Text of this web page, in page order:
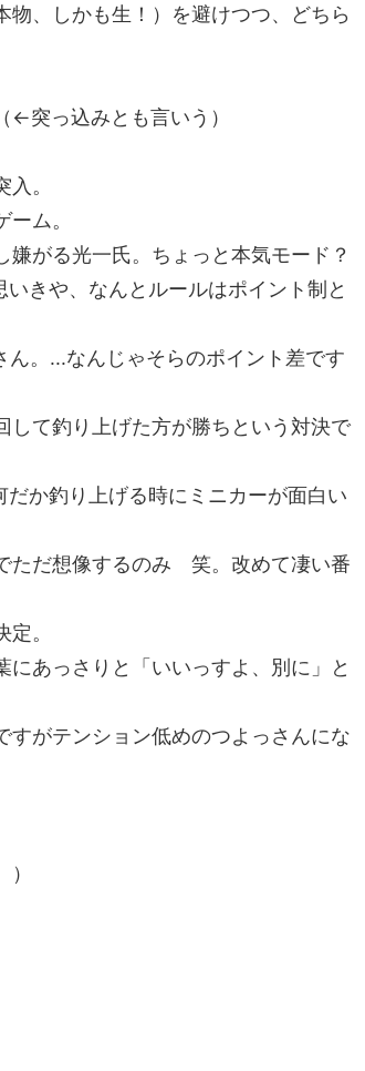
物、しかも生！）を避けつつ、どちら
←突っ込みとも言いう）
。
ム。
がる光一氏。ちょっと本気モード？
きや、なんとルールはポイント制と
ん。...なんじゃそらのポイント差です
して釣り上げた方が勝ちという対決で
か釣り上げる時にミニカーが面白い
ただ想像するのみ 笑。改めて凄い番
。
にあっさりと「いいっすよ、別に」と
すがテンション低めのつよっさんにな